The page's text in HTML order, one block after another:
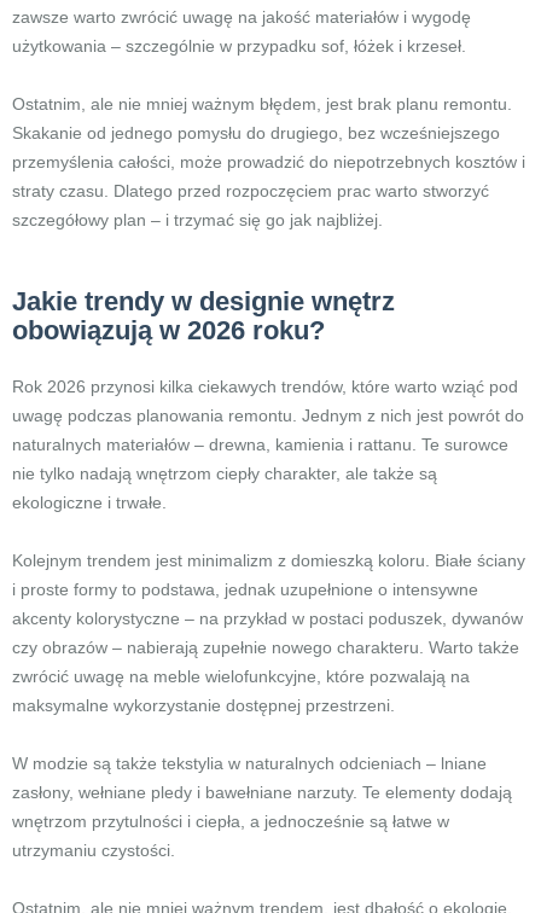
zawsze warto zwrócić uwagę na jakość materiałów i wygodę
użytkowania – szczególnie w przypadku sof, łóżek i krzeseł.
Ostatnim, ale nie mniej ważnym błędem, jest brak planu remontu.
Skakanie od jednego pomysłu do drugiego, bez wcześniejszego
przemyślenia całości, może prowadzić do niepotrzebnych kosztów i
straty czasu. Dlatego przed rozpoczęciem prac warto stworzyć
szczegółowy plan – i trzymać się go jak najbliżej.
Jakie trendy w designie wnętrz
obowiązują w 2026 roku?
Rok 2026 przynosi kilka ciekawych trendów, które warto wziąć pod
uwagę podczas planowania remontu. Jednym z nich jest powrót do
naturalnych materiałów – drewna, kamienia i rattanu. Te surowce
nie tylko nadają wnętrzom ciepły charakter, ale także są
ekologiczne i trwałe.
Kolejnym trendem jest minimalizm z domieszką koloru. Białe ściany
i proste formy to podstawa, jednak uzupełnione o intensywne
akcenty kolorystyczne – na przykład w postaci poduszek, dywanów
czy obrazów – nabierają zupełnie nowego charakteru. Warto także
zwrócić uwagę na meble wielofunkcyjne, które pozwalają na
maksymalne wykorzystanie dostępnej przestrzeni.
W modzie są także tekstylia w naturalnych odcieniach – lniane
zasłony, wełniane pledy i bawełniane narzuty. Te elementy dodają
wnętrzom przytulności i ciepła, a jednocześnie są łatwe w
utrzymaniu czystości.
Ostatnim, ale nie mniej ważnym trendem, jest dbałość o ekologię.